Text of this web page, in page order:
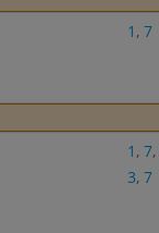
1 , 7
1 , 7,
3, 7